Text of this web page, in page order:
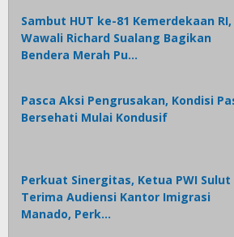
Sambut HUT ke-81 Kemerdekaan RI,
Wawali Richard Sualang Bagikan
Bendera Merah Pu…
Pasca Aksi Pengrusakan, Kondisi
Bersehati Mulai Kondusif
Perkuat Sinergitas, Ketua PWI Sulut
Terima Audiensi Kantor Imigrasi
Manado, Perk…